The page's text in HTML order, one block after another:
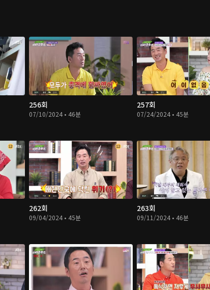
256회
07/10/2024 • 46분
257회
07/24/2024 • 45분
262회
09/04/2024 • 45분
263회
09/11/2024 • 46분